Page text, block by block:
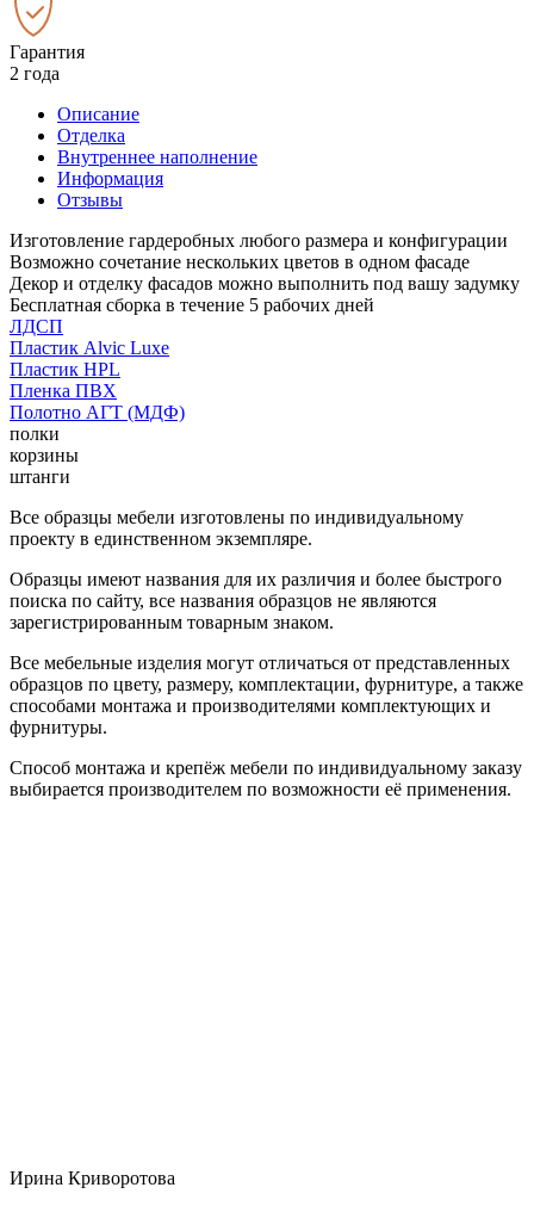
Гарантия
2 года
Описание
Отделка
Внутреннее наполнение
Информация
Отзывы
Изготовление гардеробных любого размера и конфигурации
Возможно сочетание нескольких цветов в одном фасаде
Декор и отделку фасадов можно выполнить под вашу задумку
Бесплатная сборка в течение 5 рабочих дней
ЛДСП
Пластик Alvic Luxe
Пластик HPL
Пленка ПВХ
Полотно АГТ (МДФ)
полки
корзины
штанги
Все образцы мебели изготовлены по индивидуальному
проекту в единственном экземпляре.
Образцы имеют названия для их различия и более быстрого
поиска по сайту, все названия образцов не являются
зарегистрированным товарным знаком.
Все мебельные изделия могут отличаться от представленных
образцов по цвету, размеру, комплектации, фурнитуре, а также
способами монтажа и производителями комплектующих и
фурнитуры.
Способ монтажа и крепёж мебели по индивидуальному заказу
выбирается производителем по возможности её применения.
Ирина Криворотова